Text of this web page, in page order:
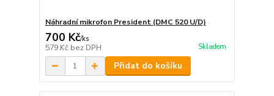
Náhradní mikrofon President (DMC 520 U/D)
700 Kč/ks
579 Kč bez DPH Skladem
Přidat do košíku